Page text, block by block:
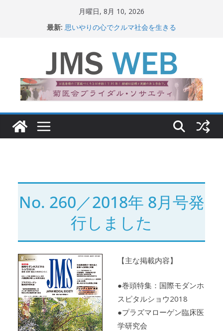
ッ
月曜日, 8月 10, 2026
最新: 思いやりの心でクルマ社会を生きる
関東大震災から100 年
新生ニッポン！
No. 260／2018年 8月号発
行しました
【主な掲載内容】
●巻頭特集：国際モダンホ
スピタルショウ2018
●プラズマローゲン臨床医
学研究会